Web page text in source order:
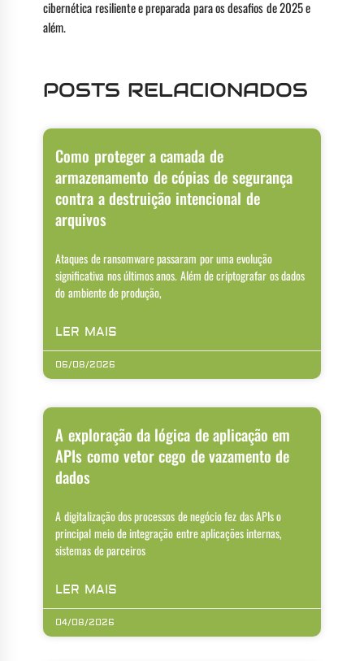
cibernética resiliente e preparada para os desafios de 2025 e
além.
POSTS RELACIONADOS
Como proteger a camada de
armazenamento de cópias de segurança
contra a destruição intencional de
arquivos
Ataques de ransomware passaram por uma evolução
significativa nos últimos anos. Além de criptografar os dados
do ambiente de produção,
LER MAIS
06/08/2026
A exploração da lógica de aplicação em
APIs como vetor cego de vazamento de
dados
A digitalização dos processos de negócio fez das APIs o
principal meio de integração entre aplicações internas,
sistemas de parceiros
LER MAIS
04/08/2026